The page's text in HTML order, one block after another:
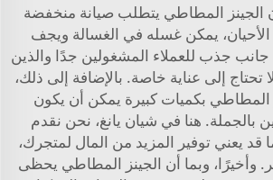
الجينز المطاطي يتطلب صيانة منخفضة
يمكن غسله في الغسالة ويجف
جذب للعملاء المشغولين جدًا والذين
إلى عناية خاصة. بالإضافة إلى ذلك،
المطاطي بكميات كبيرة يمكن أن يكون
بالجملة. هنا في شيان يانغ، نحن نقدم
قد يعني توفير المزيد من المال لمتجرك،
وأخيرًا، وبما أن الجينز المطاطي يحظى